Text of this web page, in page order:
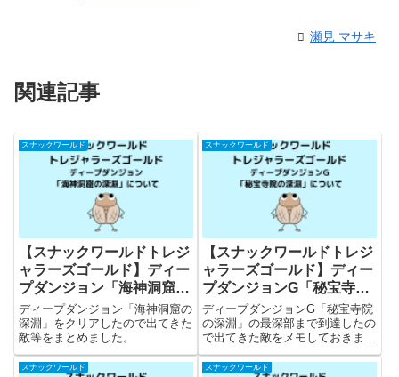
瀬見 マサキ
関連記事
スナックワールド
【スナックワールドトレジ
ャラーズゴールド】ディー
プダンジョン「海神洞窟の
深淵」について
ディープダンジョン「海神洞窟の
深淵」をクリアしたので出てきた
敵等をまとめました。
スナックワールド
【スナックワールドトレジ
ャラーズゴールド】ディー
プダンジョンG「秘宝寺院
の深淵」について
ディープダンジョンG「秘宝寺院
の深淵」の最深部まで到達したの
で出てきた敵をメモしておきま
す。
スナックワールド スナックワールド